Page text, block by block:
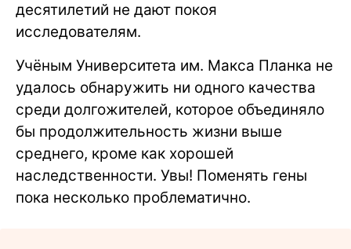
десятилетий не дают покоя
исследователям.
Учёным Университета им. Макса Планка не
удалось обнаружить ни одного качества
среди долгожителей, которое объединяло
бы продолжительность жизни выше
среднего, кроме как хорошей
наследственности. Увы! Поменять гены
пока несколько проблематично.